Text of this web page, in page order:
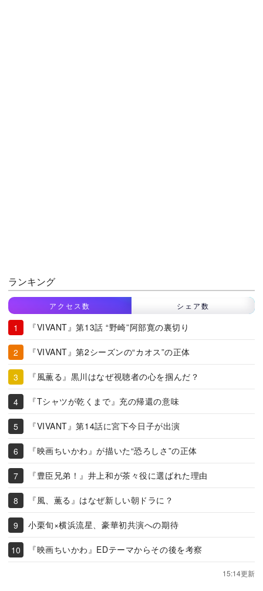
ランキング
アクセス数 シェア数
『VIVANT』第13話 “野崎”阿部寛の裏切り
『VIVANT』第2シーズンの“カオス”の正体
『風薫る』黒川はなぜ視聴者の心を掴んだ？
『Tシャツが乾くまで』充の帰還の意味
『VIVANT』第14話に宮下今日子が出演
『映画ちいかわ』が描いた“恐ろしさ”の正体
『豊臣兄弟！』井上和が茶々役に選ばれた理由
『風、薫る』はなぜ新しい朝ドラに？
小栗旬×横浜流星、豪華初共演への期待
『映画ちいかわ』EDテーマからその後を考察
15:14更新